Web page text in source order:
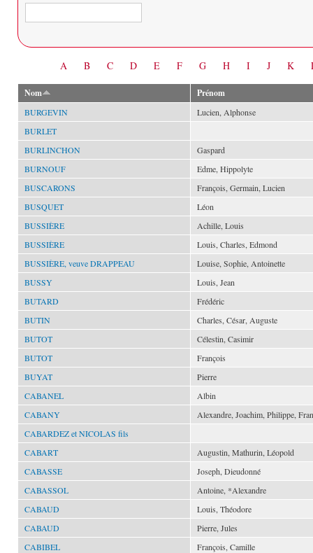
A B C D E F G H I J K
Nom Prénom
BURGEVIN
Lucien, Alphonse
BURLET
BURLINCHON
Gaspard
BURNOUF
Edme, Hippolyte
BUSCARONS
François, Germain, Lucien
BUSQUET
Léon
BUSSIÈRE
Achille, Louis
BUSSIÈRE
Louis, Charles, Edmond
BUSSIÈRE, veuve DRAPPEAU
Louise, Sophie, Antoinette
BUSSY
Louis, Jean
BUTARD
Frédéric
BUTIN
Charles, César, Auguste
BUTOT
Célestin, Casimir
BUTOT
François
BUYAT
Pierre
CABANEL
Albin
CABANY
Alexandre, Joachim, Philippe,
CABARDEZ et NICOLAS fils
CABART
Augustin, Mathurin, Léopold
CABASSE
Joseph, Dieudonné
CABASSOL
Antoine, *Alexandre
CABAUD
Louis, Théodore
CABAUD
Pierre, Jules
CABIBEL
François, Camille